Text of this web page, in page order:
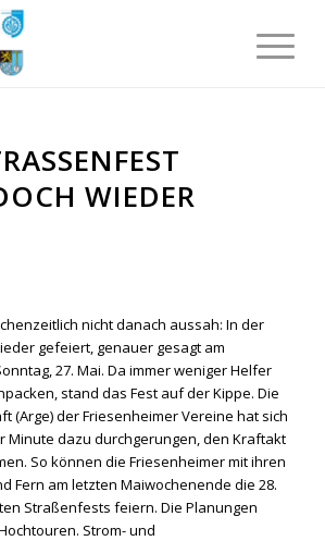
F
WIEDER S
nicht danach aussah: In der
gefeiert, genauer gesagt am
27. Mai. Da immer weniger Helfer
stand das Fest auf der Kippe. Die
(Arge) der Friesenheimer Vereine hat sich
Minute dazu durchgerungen, den Kraftakt
So können die Friesenheimer mit ihren
Fern am letzten Maiwochenende die 28.
Straßenfests feiern. Die Planungen
Strom- und